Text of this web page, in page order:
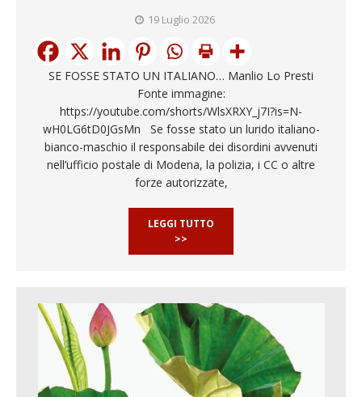
19 Luglio 2026
SE FOSSE STATO UN ITALIANO… Manlio Lo Presti
Fonte immagine:
https://youtube.com/shorts/WlsXRXY_j7I?is=N-
wH0LG6tD0JGsMn Se fosse stato un lurido italiano-
bianco-maschio il responsabile dei disordini avvenuti
nell’ufficio postale di Modena, la polizia, i CC o altre
forze autorizzate,
LEGGI TUTTO
>>